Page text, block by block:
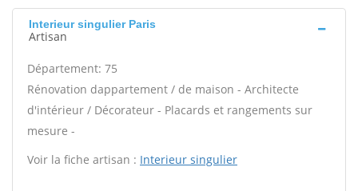
Interieur singulier Paris
Artisan
Département: 75
Rénovation dappartement / de maison - Architecte
d'intérieur / Décorateur - Placards et rangements sur
mesure -
Voir la fiche artisan : Interieur singulier